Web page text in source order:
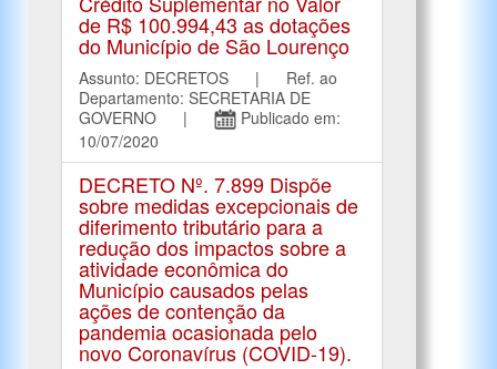
de R$ 100.994,43 as dotações
do Município de São Lourenço
Assunto: DECRETOS | Ref. ao
Departamento: SECRETARIA DE
GOVERNO |
Publicado em:
10/07/2020
DECRETO Nº. 7.899 Dispõe
sobre medidas excepcionais de
diferimento tributário para a
redução dos impactos sobre a
atividade econômica do
Município causados pelas
ações de contenção da
pandemia ocasionada pelo
novo Coronavírus (COVID-19).